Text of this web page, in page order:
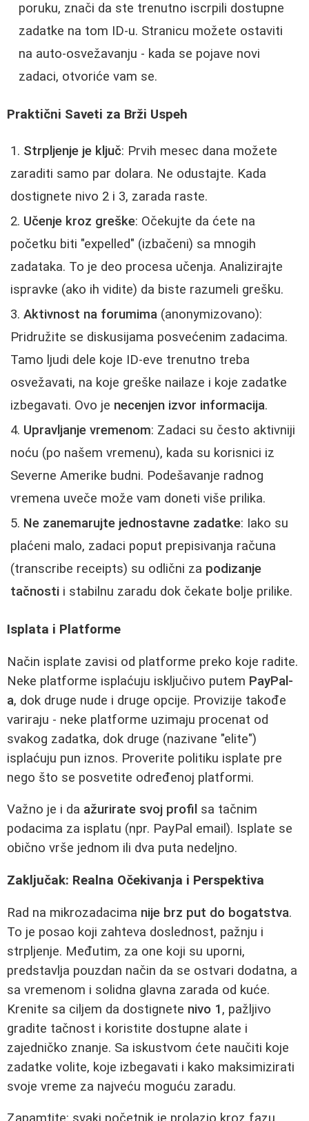
poruku, znači da ste trenutno iscrpili dostupne
zadatke na tom ID-u. Stranicu možete ostaviti
na auto-osvežavanju - kada se pojave novi
zadaci, otvoriće vam se.
Praktični Saveti za Brži Uspeh
Strpljenje je ključ: Prvih mesec dana možete
zaraditi samo par dolara. Ne odustajte. Kada
dostignete nivo 2 i 3, zarada raste.
Učenje kroz greške: Očekujte da ćete na
početku biti "expelled" (izbačeni) sa mnogih
zadataka. To je deo procesa učenja. Analizirajte
ispravke (ako ih vidite) da biste razumeli grešku.
Aktivnost na forumima (anonymizovano):
Pridružite se diskusijama posvećenim zadacima.
Tamo ljudi dele koje ID-eve trenutno treba
osvežavati, na koje greške nailaze i koje zadatke
izbegavati. Ovo je necenjen izvor informacija.
Upravljanje vremenom: Zadaci su često aktivniji
noću (po našem vremenu), kada su korisnici iz
Severne Amerike budni. Podešavanje radnog
vremena uveče može vam doneti više prilika.
Ne zanemarujte jednostavne zadatke: Iako su
plaćeni malo, zadaci poput prepisivanja računa
(transcribe receipts) su odlični za podizanje
tačnosti i stabilnu zaradu dok čekate bolje prilike.
Isplata i Platforme
Način isplate zavisi od platforme preko koje radite.
Neke platforme isplaćuju isključivo putem PayPal-
a, dok druge nude i druge opcije. Provizije takođe
variraju - neke platforme uzimaju procenat od
svakog zadatka, dok druge (nazivane "elite")
isplaćuju pun iznos. Proverite politiku isplate pre
nego što se posvetite određenoj platformi.
Važno je i da ažurirate svoj profil sa tačnim
podacima za isplatu (npr. PayPal email). Isplate se
obično vrše jednom ili dva puta nedeljno.
Zaključak: Realna Očekivanja i Perspektiva
Rad na mikrozadacima nije brz put do bogatstva.
To je posao koji zahteva doslednost, pažnju i
strpljenje. Međutim, za one koji su uporni,
predstavlja pouzdan način da se ostvari dodatna, a
sa vremenom i solidna glavna zarada od kuće.
Krenite sa ciljem da dostignete nivo 1, pažljivo
gradite tačnost i koristite dostupne alate i
zajedničko znanje. Sa iskustvom ćete naučiti koje
zadatke volite, koje izbegavati i kako maksimizirati
svoje vreme za najveću moguću zaradu.